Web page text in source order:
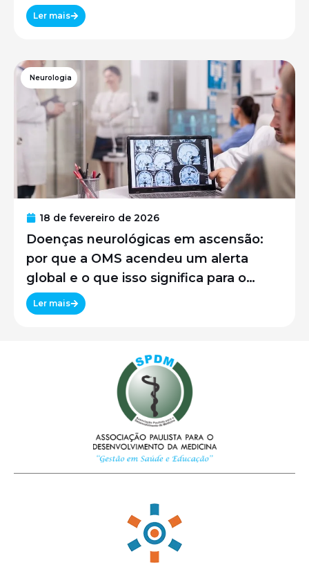
Ler mais
Neurologia
18 de fevereiro de 2026
Doenças neurológicas em ascensão:
por que a OMS acendeu um alerta
global e o que isso significa para o
Brasil
Ler mais